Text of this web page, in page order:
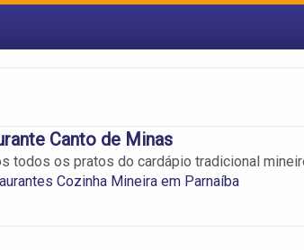
Canto de Minas
todos os pratos do cardápio tradicional
Cozinha Mineira em Parnaíba